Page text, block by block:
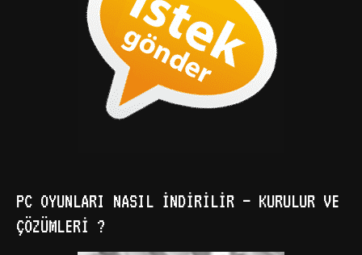
PC OYUNLARI NASIL İNDIRILIR – KURULUR VE
ÇÖZÜMLERI ?